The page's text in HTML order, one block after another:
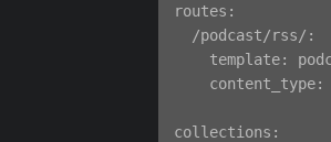
routes:
  /podcast/rss/:
template:
content_type:
collections: